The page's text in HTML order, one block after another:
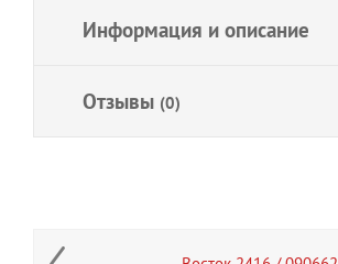
Информация и описание
Отзывы (0)